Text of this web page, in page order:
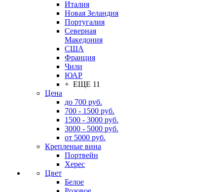
Италия
Новая Зеландия
Португалия
Северная
Македония
США
Франция
Чили
ЮАР
+ ЕЩЕ 11
Цена
до 700 руб.
700 - 1500 руб.
1500 - 3000 руб.
3000 - 5000 руб.
от 5000 руб.
Крепленые вина
Портвейн
Херес
Цвет
Белое